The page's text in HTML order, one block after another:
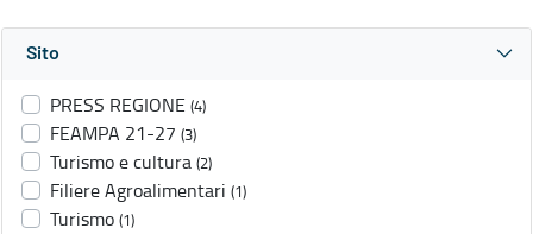
Sito
PRESS REGIONE (4)
FEAMPA 21-27 (3)
Turismo e cultura (2)
Filiere Agroalimentari (1)
Turismo (1)